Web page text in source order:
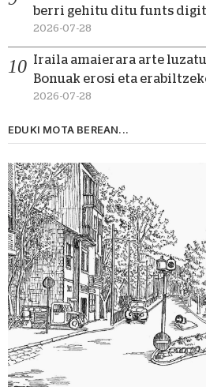
berri gehitu ditu funts
2026-07-28
Iraila amaierara arte
Bonuak erosi eta
2026-07-28
EDUKI MOTA BEREAN...